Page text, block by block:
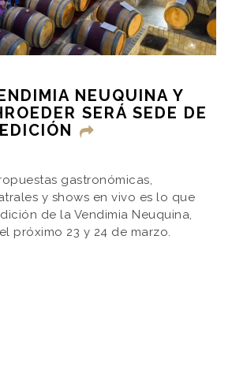
NEUQUINA Y
SERÁ SEDE DE
gastronómicas,
y shows en vivo es lo que
de la Vendimia Neuquina,
próximo 23 y 24 de marzo.